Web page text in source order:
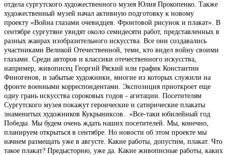
отдела сургутского художественного музея Юлия Прокопенко. Также
художественный музей начал активную подготовку к новому
проекту «Война глазами очевидцев. Фронтовой рисунок и плакат». В
сентябре сургутяне увидят около семидесяти работ, представленных в
разных жанрах изобразительного искусства. Все они создавались
участниками Великой Отечественной, теми, кто видел войну своими
глазами. Среди авторов и классики отечественного искусства,
например, живописец Георгий Ряский или график Константин
Финогенов, и забытые художники, многие из которых служили на
фронте военными корреспондентами. Экспозиция приоткроет еще
одну грань искусства сороковых годов - агитации. Посетителям
Сургутского музея покажут героические и сатирические плакаты
знаменитых художников Кукрыниксов. «Все-таки юбилейный год
Победы. Мы будем очень ждать наших посетителей. Мы, конечно,
планируем открыться в сентябре. Но новости об этом проекте мы
начнем размещать уже в августе. Какие работы, допустим, плакат. Что
такое плакат? Предысторию, уже да. Какие живописные работы, каких